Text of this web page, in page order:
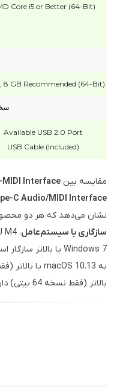
Core i5 or Better (64-Bit)
8 GB Recommended (64-Bit)
Available USB 2.0 Port
USB Cable (Included)
مقایسه بین MIDI Interface
C Audio/MIDI Interface
نشان می‌دهد که هر دو
سازگاری با سیستم‌عامل
بالاتر (فقط نسخه 64 بیتی) دارد.